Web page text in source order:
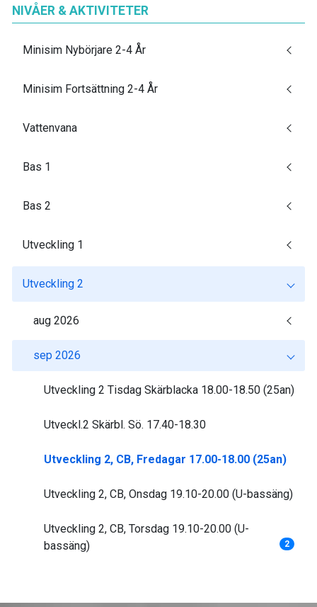
NIVÅER & AKTIVITETER
Minisim Nybörjare 2-4 År
Minisim Fortsättning 2-4 År
Vattenvana
Bas 1
Bas 2
Utveckling 1
Utveckling 2
aug 2026
sep 2026
Utveckling 2 Tisdag Skärblacka 18.00-18.50 (25an)
Utveckl.2 Skärbl. Sö. 17.40-18.30
Utveckling 2, CB, Fredagar 17.00-18.00 (25an)
Utveckling 2, CB, Onsdag 19.10-20.00 (U-bassäng)
Utveckling 2, CB, Torsdag 19.10-20.00 (U-
bassäng)
2